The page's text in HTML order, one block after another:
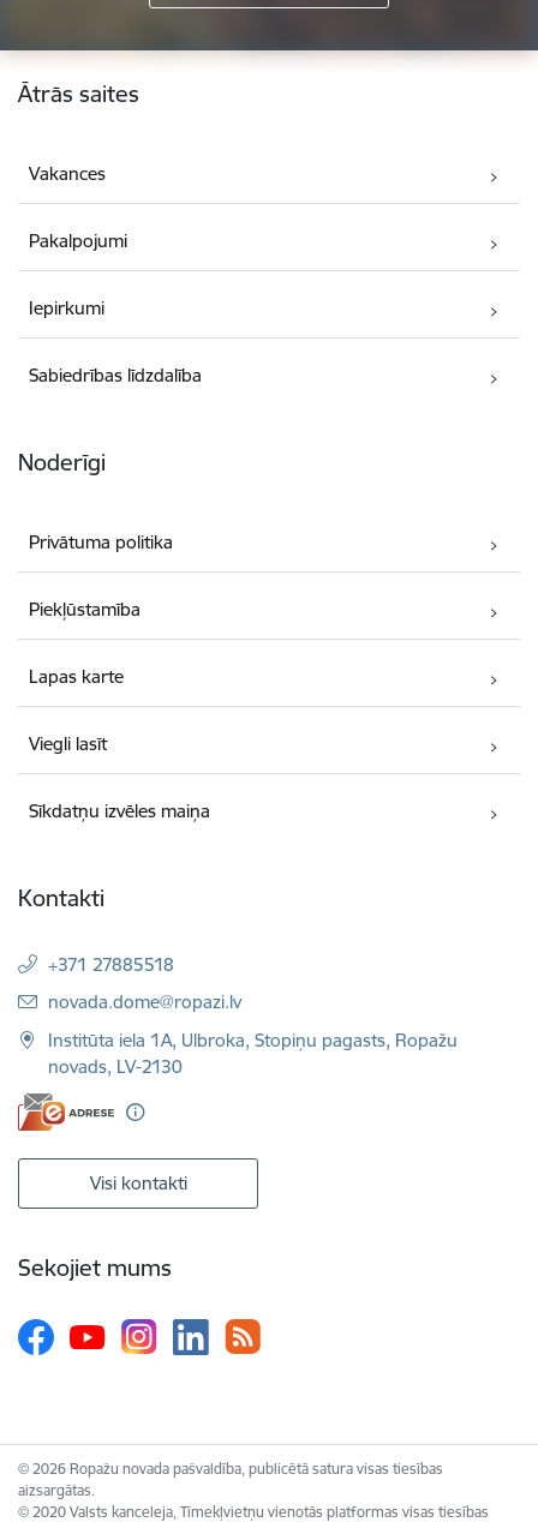
Kājene
Ātrās saites
Vakances
Pakalpojumi
Iepirkumi
Sabiedrības līdzdalība
Noderīgi
Privātuma politika
Piekļūstamība
Lapas karte
Viegli lasīt
Sīkdatņu izvēles maiņa
Kontakti
+371 27885518
E-pasts:
novada.dome@ropazi.lv
Institūta iela 1A, Ulbroka, Stopiņu pagasts, Ropažu
novads, LV-2130
Visi kontakti
Sekojiet mums
© 2026 Ropažu novada pašvaldība, publicētā satura visas tiesības
aizsargātas.
© 2020 Valsts kanceleja, Tīmekļvietņu vienotās platformas visas tiesības